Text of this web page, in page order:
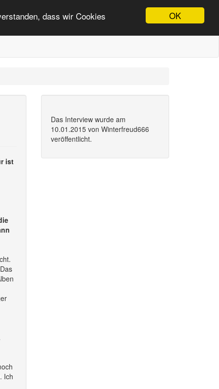
OK
dass wir Cookies
ist
Ich
Das Interview wurde am
10.01.2015 von Winterfreud666
veröffentlicht.